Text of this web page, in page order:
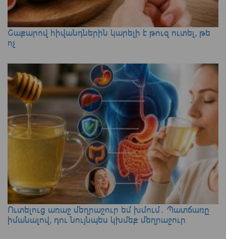
Շաքարով հիվանդներին կարելի է թուզ ուտել, թե
ոչ
Ուտելուց առաջ մեղրաջուր եմ խմում․ Պատճառը
իմանալով, դու նույնպես կխմեք մեղրաջուր